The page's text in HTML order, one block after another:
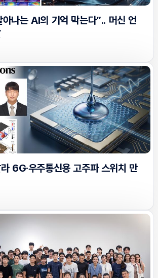
나는 AI의 기억 막는다”.. 머신 언
6G·우주통신용 고주파 스위치 만